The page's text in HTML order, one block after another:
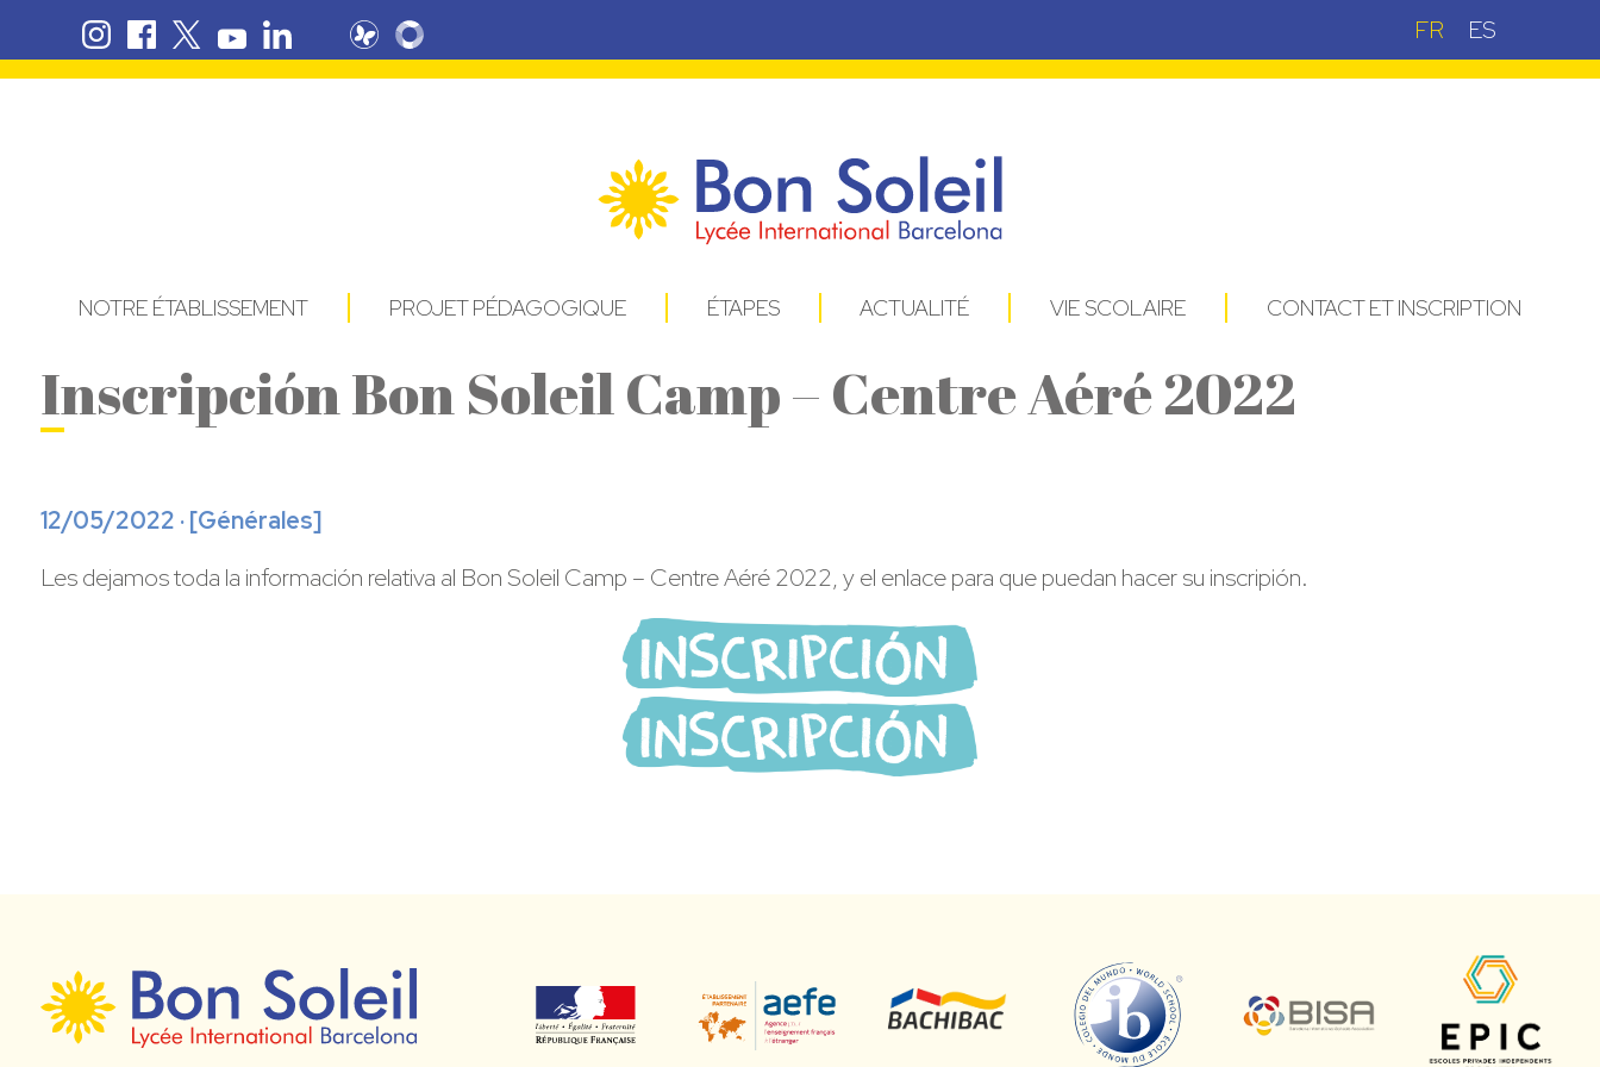
FR ES
NOTRE ÉTABLISSEMENT PROJET PÉDAGOGIQUE ÉTAPES ACTUALITÉ VIE SCOLAIRE CONTACT ET INSCRIPTION
Inscripción Bon Soleil Camp – Centre Aéré 2022
12/05/2022 · [Générales]
Les dejamos toda la información relativa al Bon Soleil Camp – Centre Aéré 2022, y el enlace para que puedan hacer su inscripión.